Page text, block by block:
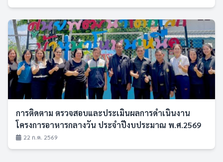
การติดตาม ตรวจสอบและประเมินผลการดำเนินงาน
โครงการอาหารกลางวัน ประจำปีงบประมาณ พ.ศ.2569
22 ก.ค. 2569